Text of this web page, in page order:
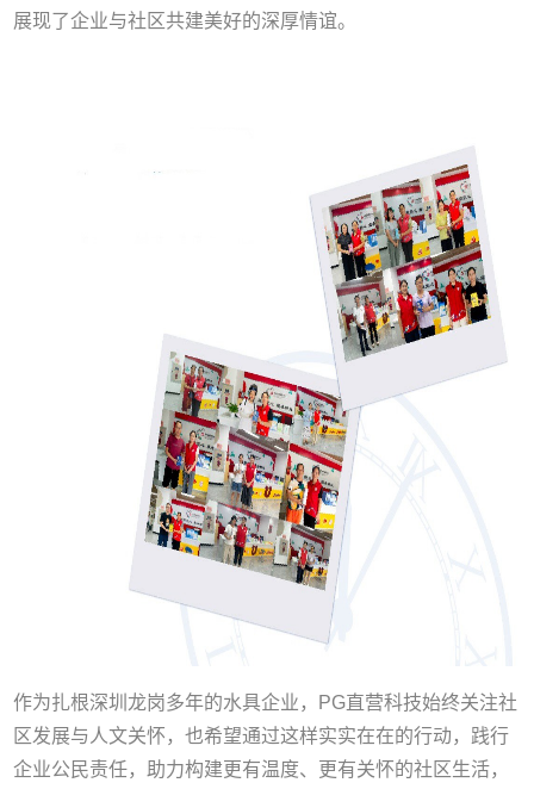
展现了企业与社区共建美好的深厚情谊。
作为扎根深圳龙岗多年的水具企业，PG直营科技始终关注社
区发展与人文关怀，也希望通过这样实实在在的行动，践行
企业公民责任，助力构建更有温度、更有关怀的社区生活，